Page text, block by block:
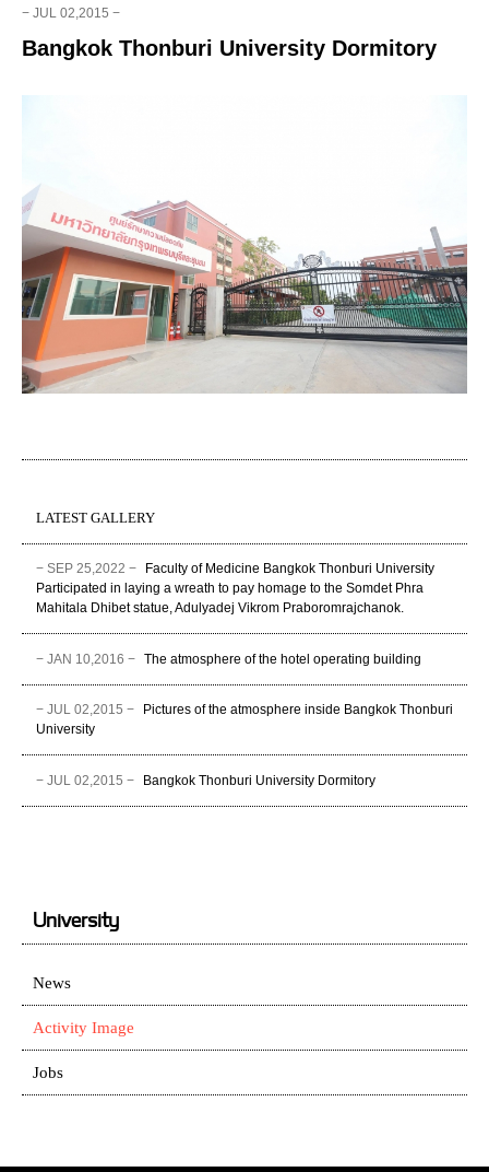
− JUL 02,2015 −
Bangkok Thonburi University Dormitory
LATEST GALLERY
− SEP 25,2022 −
Faculty of Medicine Bangkok Thonburi University
Participated in laying a wreath to pay homage to the Somdet Phra
Mahitala Dhibet statue, Adulyadej Vikrom Praboromrajchanok.
− JAN 10,2016 − The atmosphere of the hotel operating building
− JUL 02,2015 −
Pictures of the atmosphere inside Bangkok Thonburi
University
− JUL 02,2015 − Bangkok Thonburi University Dormitory
University
News
Activity Image
Jobs